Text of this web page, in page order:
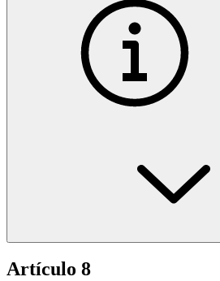
Artículo 8